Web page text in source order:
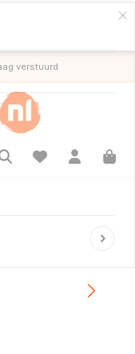
×
verstuurd